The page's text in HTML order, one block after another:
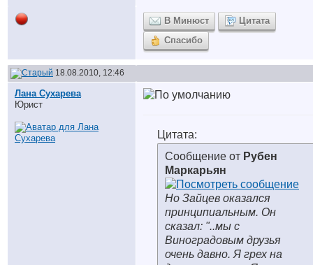
В Минюст
Цитата
Спасибо
18.08.2010, 12:46
Лана Сухарева
Юрист
Цитата:
Сообщение от Рубен
Маркарьян
Но Зайцев оказался
принципиальным. Он
сказал: "..мы с
Виноградовым друзья
очень давно. Я грех на